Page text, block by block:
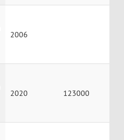
2006
2020 123000